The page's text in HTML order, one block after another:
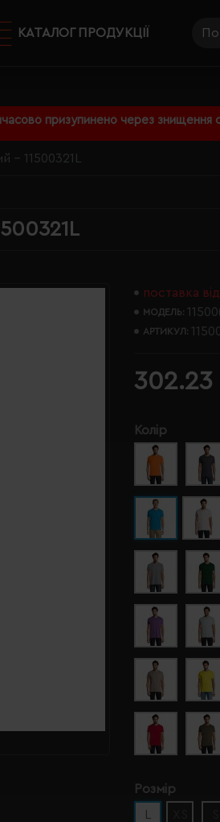
призупинено через знищення
КАТАЛОГ ПРОДУКЦІЇ
- 11500321L
поставка
МОДЕЛЬ:
АРТИКУЛ:
302.23
Колір
Розмір